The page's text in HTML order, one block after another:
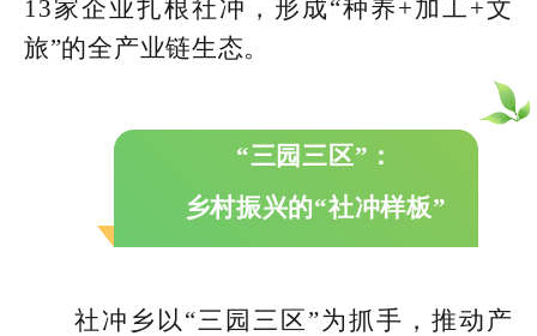
13家企业扎根社冲，形成“种养+加工+文
旅”的全产业链生态。
“三园三区”：
乡村振兴的“社冲样板”
社冲乡以“三园三区”为抓手，推动产